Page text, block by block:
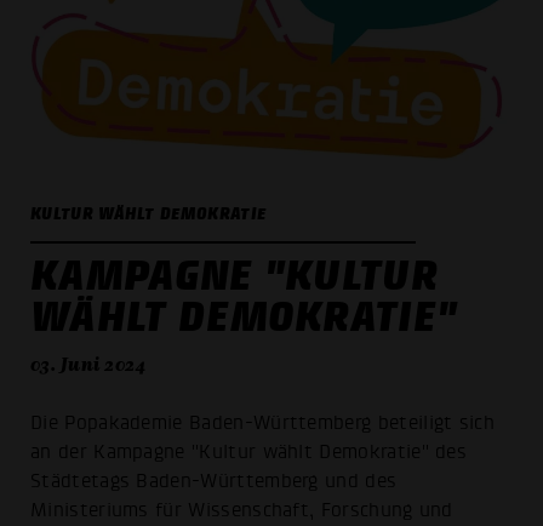
KULTUR WÄHLT DEMOKRATIE
KAMPAGNE "KULTUR
WÄHLT DEMOKRATIE"
03. Juni 2024
Die Popakademie Baden-Württemberg beteiligt sich
an der Kampagne "Kultur wählt Demokratie" des
Städtetags Baden-Württemberg und des
Ministeriums für Wissenschaft, Forschung und